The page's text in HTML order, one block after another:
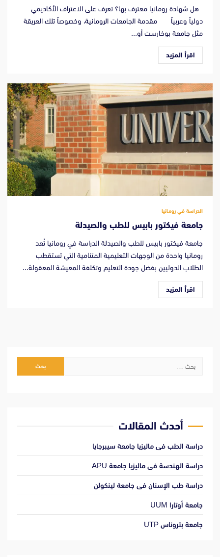
هل شهادة رومانيا معترف بها؟ تعرف على الاعتراف الأكاديمي
دولياً وعربياً مقدمة الجامعات الرومانية، وخصوصاً تلك العريقة
مثل جامعة بوخارست أو...
اقرأ المزيد
الدراسة في رومانيا
جامعة فيكتور بابيس للطب والصيدلة
جامعة فيكتور بابيس للطب والصيدلة الدراسة في رومانيا تُعد
رومانيا واحدة من الوجهات التعليمية المتنامية التي تستقطب
الطلاب الدوليين بفضل جودة التعليم وتكلفة المعيشة المعقولة...
اقرأ المزيد
البحث
أحدث المقالات
دراسة الطب فى ماليزيا جامعة سيبرجايا
دراسة الهندسة فى ماليزيا جامعة APU
دراسة طب الإسنان فى جامعة لينكولن
جامعة أوتارا UUM
جامعة بتروناس UTP